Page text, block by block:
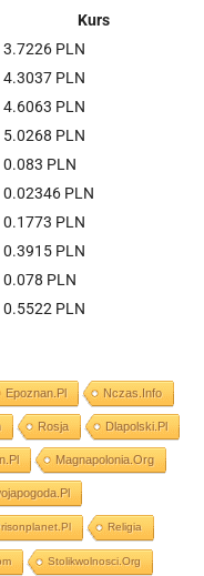
Kurs
3.7226 PLN
4.3037 PLN
4.6063 PLN
5.0268 PLN
0.083 PLN
0.02346 PLN
0.1773 PLN
0.3915 PLN
0.078 PLN
0.5522 PLN
Epoznan.pl Nczas.info
Rosja Dlapolski.pl
Magnapolonia.org
Religia
Stolikwolnosci.org